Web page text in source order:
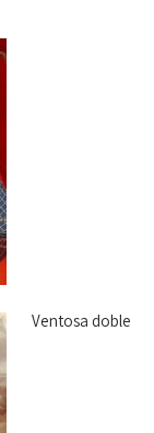
Ventosa doble